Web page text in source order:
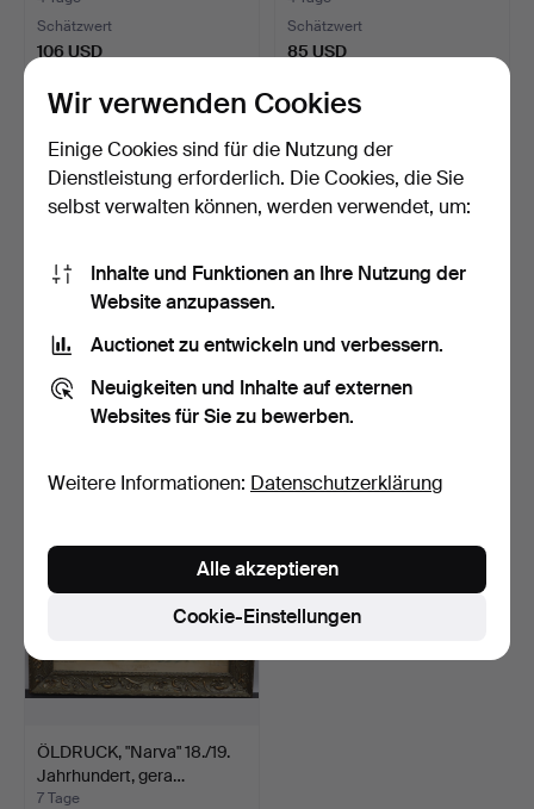
Schätzwert
106 USD
Schätzwert
85 USD
RELIGIÖSE BILDER,
gestickt mit Collage.
5 Tage
Schätzwert
GÖSTA BACKLUND.
Collage/Gemälde, Nach
Skiz…
6 Tage
Schätzwert
ÖLDRUCK, "Narva" 18./19.
Jahrhundert, gera…
7 Tage
Wir verwenden Cookies
Einige Cookies sind für die Nutzung der
Dienstleistung erforderlich. Die Cookies, die Sie
selbst verwalten können, werden verwendet, um:
Inhalte und Funktionen an Ihre Nutzung der
Website anzupassen.
Auctionet zu entwickeln und verbessern.
Neuigkeiten und Inhalte auf externen
Websites für Sie zu bewerben.
Weitere Informationen: Datenschutzerklärung
Cookie-Einstellungen
Alle akzeptieren